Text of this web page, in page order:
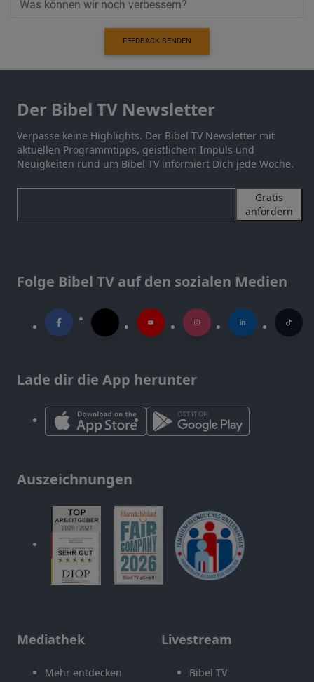
FEEDBACK SENDEN
Der Bibel TV Newsletter
Verpasse keine Highlights. Der Bibel TV Newsletter mit
aktuellen Programmtipps, geistlichem Impuls und
Neuigkeiten rund um Bibel TV informiert Dich jede Woche.
Gratis
anfordern
Folge Bibel TV auf den sozialen Medien
Lade dir die App herunter
Auszeichnungen
Mediathek
Mehr entdecken
Livestream
Bibel TV